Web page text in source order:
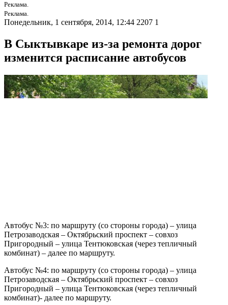
Реклама.
Реклама.
Понедельник, 1 сентября, 2014, 12:44 2207 1
В Сыктывкаре из-за ремонта дорог
изменится расписание автобусов
Автобус №3: по маршруту (со стороны города) – улица
Петрозаводская – Октябрьский проспект – совхоз
Пригородный – улица Тентюковская (через тепличный
комбинат) – далее по маршруту.
Автобус №4: по маршруту (со стороны города) – улица
Петрозаводская – Октябрьский проспект – совхоз
Пригородный – улица Тентюковская (через тепличный
комбинат)- далее по маршруту.